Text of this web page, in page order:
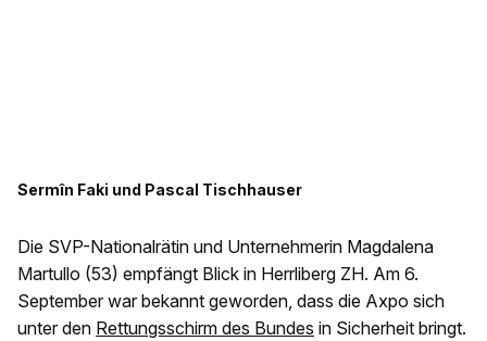
Sermîn Faki und Pascal Tischhauser
Die SVP-Nationalrätin und Unternehmerin Magdalena
Martullo (53) empfängt Blick in Herrliberg ZH. Am 6.
September war bekannt geworden, dass die Axpo sich
unter den Rettungsschirm des Bundes in Sicherheit bringt.